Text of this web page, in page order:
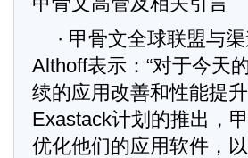
· 甲骨文全球联盟与
Althoff表示：“对于今天
续的应用改善和性能提
Exastack计划的推出，
优化他们的应用软件，